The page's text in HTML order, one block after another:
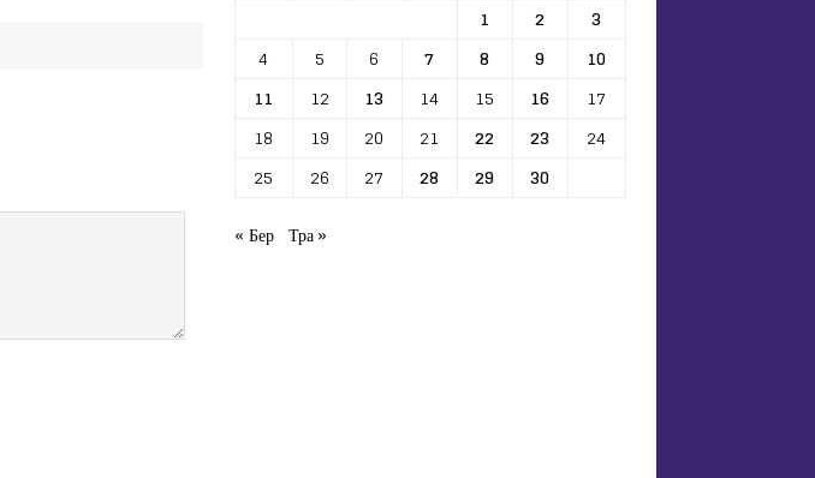
1
2
3
4
5 6 7 8 9
10
11
12 13 14 15 16
17
18
19 20 21 22 23
24
25
26 27 28 29
30
« Бер Тра »